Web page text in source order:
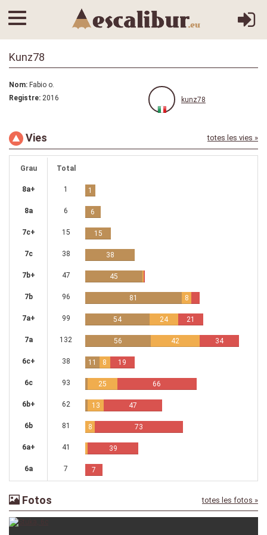
Kunz78
Nom: Fabio o.
Registre: 2016 kunz78
Vies totes les vies »
Grau Total
8a+ 1 1
8a 6 6
7c+ 15 15
7c 38 38
7b+ 47 45
7b 96 81 8
7a+ 99 54 24 21
7a 132 56 42 34
6c+ 38 11 8 19
6c 93 25 66
6b+ 62 13 47
6b 81 8 73
6a+ 41 39
6a 7 7
Fotos totes les fotos »